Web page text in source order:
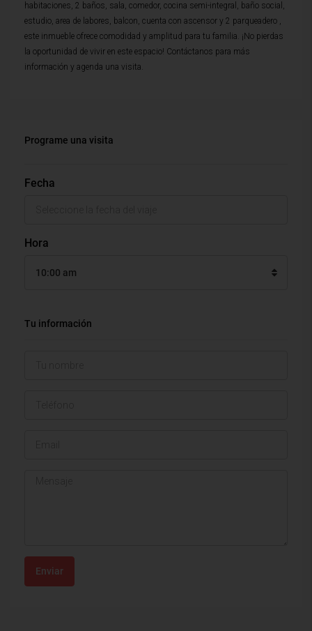
habitaciones, 2 baños, sala, comedor, cocina semi-integral, baño social,
estudio, area de labores, balcon, cuenta con ascensor y 2 parqueadero ,
este inmueble ofrece comodidad y amplitud para tu familia. ¡No pierdas
la oportunidad de vivir en este espacio! Contáctanos para más
información y agenda una visita.
Programe una visita
Fecha
Hora
10:00 am
Tu información
Enviar